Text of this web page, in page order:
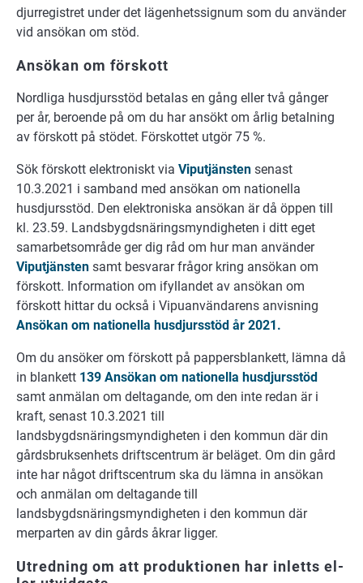
djurregistret under det lägenhetssignum som du använder
vid ansökan om stöd.
An­sö­kan om för­skott
Nord­li­ga hus­djurs­stöd be­ta­las en gång el­ler två gång­er
per år, be­ro­en­de på om du har an­sökt om år­lig betalning
av för­skott på stö­det. För­skot­tet ut­gör 75 %.
Sök förskott elektroniskt via Viputjänsten senast
10.3.2021 i samband med ansökan om nationella
husdjursstöd. Den elektroniska ansökan är då öppen till
kl. 23.59. Landsbygdsnäringsmyndigheten i ditt eget
samarbetsområde ger dig råd om hur man använder
Viputjänsten samt besvarar frågor kring ansökan om
förskott. Information om ifyllandet av ansökan om
förskott hittar du också i Vipuanvändarens anvisning
Ansökan om nationella husdjursstöd år 2021.
Om du ansöker om förskott på pappersblankett, lämna då
in blankett 139 Ansökan om nationella husdjursstöd
samt anmälan om deltagande, om den inte redan är i
kraft, senast 10.3.2021 till
landsbygdsnäringsmyndigheten i den kommun där din
gårdsbruksenhets driftscentrum är beläget. Om din gård
inte har något driftscentrum ska du lämna in ansökan
och anmälan om deltagande till
landsbygdsnäringsmyndigheten i den kommun där
merparten av din gårds åkrar ligger.
Ut­red­ning om att pro­duk­tio­nen har in­letts el­